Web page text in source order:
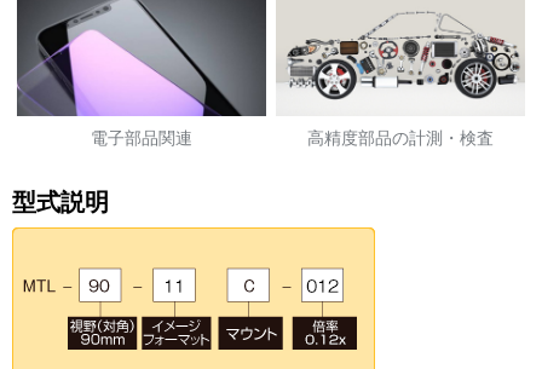
電子部品関連
ートフォン組立検査、最終外観
検査
高精度部品の計測・検査
型式説明